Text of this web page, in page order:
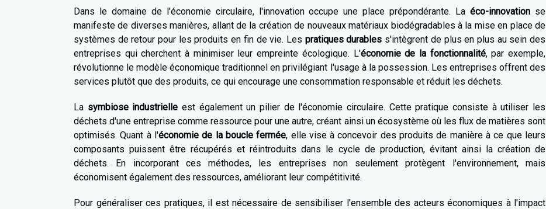
Dans le domaine de l'économie circulaire, l'innovation occupe une place prépondérante. Laéco-innovation se
manifeste de diverses manières, allant de la création de nouveaux matériaux biodégradables à la mise en place de
systèmes de retour pour les produits en fin de vie. Les pratiques durables s'intègrent de plus en plus au sein des
entreprises qui cherchent à minimiser leur empreinte écologique. L'économie de la fonctionnalité, par exemple,
révolutionne le modèle économique traditionnel en privilégiant l'usage à la possession. Les entreprises offrent des
services plutôt que des produits, ce qui encourage une consommation responsable et réduit les déchets.
La symbiose industrielle est également un pilier de l'économie circulaire. Cette pratique consiste à utiliser les
déchets d'une entreprise comme ressource pour une autre, créant ainsi un écosystème où les flux de matières sont
optimisés. Quant à l'économie de la boucle fermée, elle vise à concevoir des produits de manière à ce que leurs
composants puissent être récupérés et réintroduits dans le cycle de production, évitant ainsi la création de
déchets. En incorporant ces méthodes, les entreprises non seulement protègent l'environnement, mais
économisent également des ressources, améliorant leur compétitivité.
Pour généraliser ces pratiques, il est nécessaire de sensibiliser l'ensemble des acteurs économiques à l'impact